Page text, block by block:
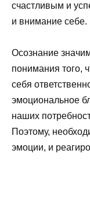
счастливым и
и внимание себе.
Осознание
понимания того,
себя
эмоциональное
наших
Поэтому,
эмоции, и